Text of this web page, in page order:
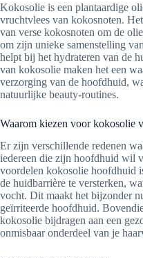
Kokosolie is een plantaardige
vruchtvlees van kokosnoten.
van verse kokosnoten om de
om zijn unieke samenstelling
helpt bij het hydrateren van de
van kokosolie maken het een
verzorging van de hoofdhuid,
natuurlijke beauty-routines.
Waarom kiezen voor kokosolie
Er zijn verschillende redenen
iedereen die zijn hoofdhuid wil
voordelen kokosolie hoofdhuid
de huidbarrière te versterken,
vocht. Dit maakt het bijzonder
geïrriteerde hoofdhuid.
kokosolie bijdragen aan een
onmisbaar onderdeel van je